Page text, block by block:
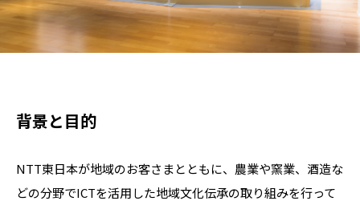
背景と目的
NTT東日本が地域のお客さまとともに、農業や窯業、酒造な
どの分野でICTを活用した地域文化伝承の取り組みを行って